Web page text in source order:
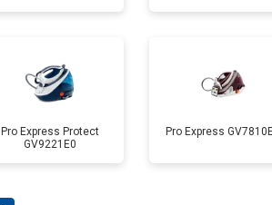
Pro Express Protect
GV9221E0
Pro Express